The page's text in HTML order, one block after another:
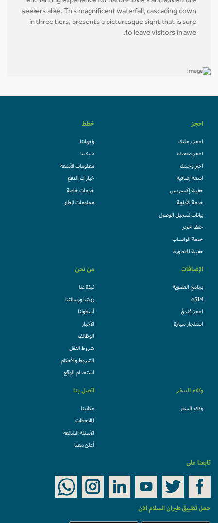
seekers alike. This magnificent waterfall, cascading down
in three tiers, presents a picturesque sight that is sure
to leave visitors in awe.
احجز
احجز رحلتك
احجز مقعدك
اختر وجبتك
امتعة إضافية
حقيبة إكسبريس
خدمة الأولوية
بيانات تسجيل الوصول
حفظ الحجز
خدمة الواتساب
حقيبة المقصورة
خطط
وُجهاتنا
شبكتنا
معلومات الأمتعة
خيارات الدفع
خدمات خاصة
معلومات المطار
الإضافات
برنامج العضوية
eSIM
احجز فندقً
استئجار سيارة
من نحن
نبذة عنا
رؤيتنا ورسالتنا
أسطولنا
الأخبار
الوظائف
شروط النقل
الشروط والأحكام
استخدام الموقع
وكلاء السفر
وكلاء السفر
اتصل بنا
مكاتبنا
الملاحظات
الأسئلة الشائعة
أعلن معنا
تابعنا على
حمل تطبيق طيران السلام الان